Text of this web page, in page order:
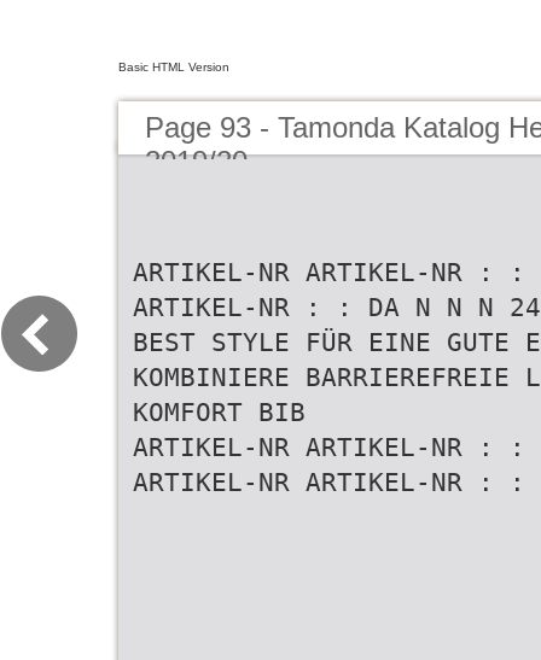
Basic HTML Version
Page 93 - Tamonda Katalog
2019/20
ARTIKEL-NR ARTIKEL-NR :
ARTIKEL-NR : : DA N N N
BEST STYLE FÜR EINE GUTE
KOMBINIERE BARRIEREFREIE
KOMFORT BIB
ARTIKEL-NR ARTIKEL-NR : :
ARTIKEL-NR ARTIKEL-NR : :